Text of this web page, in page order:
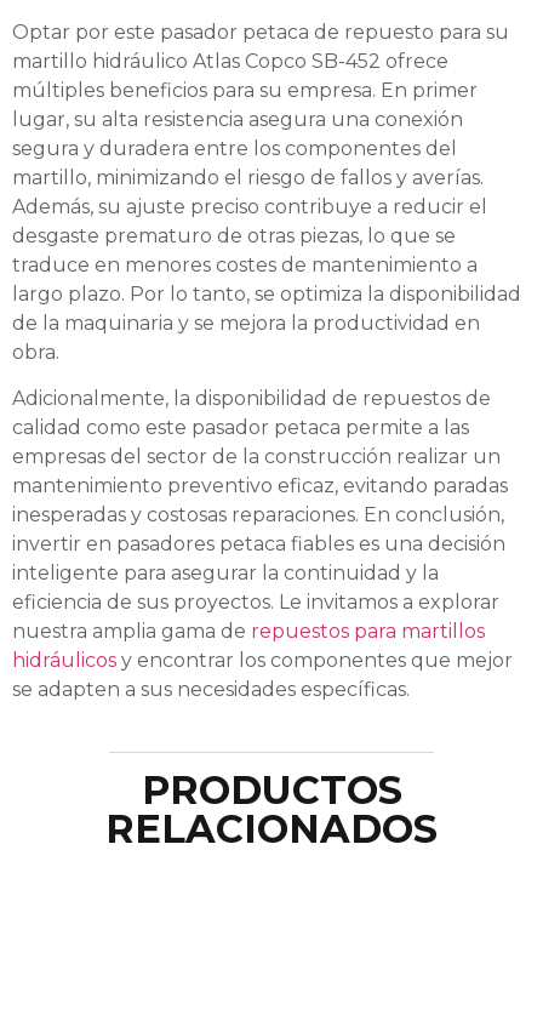
Optar por este pasador petaca de repuesto para su
martillo hidráulico Atlas Copco SB-452 ofrece
múltiples beneficios para su empresa. En primer
lugar, su alta resistencia asegura una conexión
segura y duradera entre los componentes del
martillo, minimizando el riesgo de fallos y averías.
Además, su ajuste preciso contribuye a reducir el
desgaste prematuro de otras piezas, lo que se
traduce en menores costes de mantenimiento a
largo plazo. Por lo tanto, se optimiza la disponibilidad
de la maquinaria y se mejora la productividad en
obra.
Adicionalmente, la disponibilidad de repuestos de
calidad como este pasador petaca permite a las
empresas del sector de la construcción realizar un
mantenimiento preventivo eficaz, evitando paradas
inesperadas y costosas reparaciones. En conclusión,
invertir en pasadores petaca fiables es una decisión
inteligente para asegurar la continuidad y la
eficiencia de sus proyectos. Le invitamos a explorar
nuestra amplia gama de repuestos para martillos
hidráulicos y encontrar los componentes que mejor
se adapten a sus necesidades específicas.
PRODUCTOS
RELACIONADOS